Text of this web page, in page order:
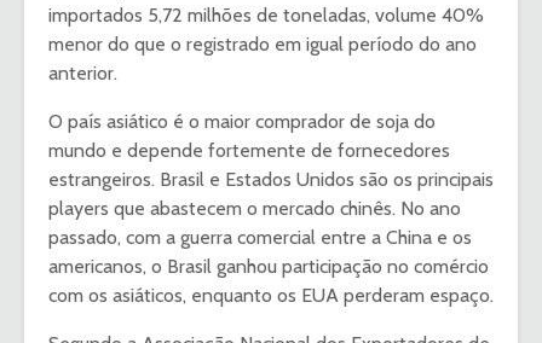
importados 5,72 milhões de toneladas, volume 40%
menor do que o registrado em igual período do ano
anterior.
O país asiático é o maior comprador de soja do
mundo e depende fortemente de fornecedores
estrangeiros. Brasil e Estados Unidos são os principais
players que abastecem o mercado chinês. No ano
passado, com a guerra comercial entre a China e os
americanos, o Brasil ganhou participação no comércio
com os asiáticos, enquanto os EUA perderam espaço.